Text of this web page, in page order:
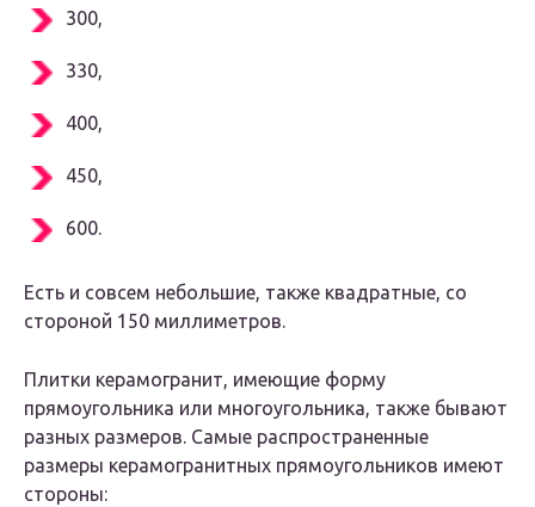
300,
330,
400,
450,
600.
Есть и совсем небольшие, также квадратные, со
стороной 150 миллиметров.
Плитки керамогранит, имеющие форму
прямоугольника или многоугольника, также бывают
разных размеров. Самые распространенные
размеры керамогранитных прямоугольников имеют
стороны: